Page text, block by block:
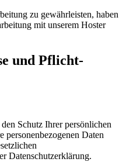
zu gewährleisten, haben
mit unserem Hoster
und Pflicht­
Schutz Ihrer persönlichen
personenbezogenen Daten
Datenschutzerklärung.